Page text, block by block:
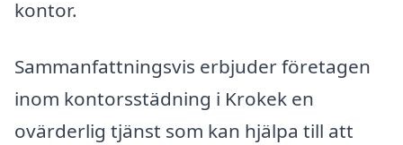
kontor.
Sammanfattningsvis erbjuder företagen
inom kontorsstädning i Krokek en
ovärderlig tjänst som kan hjälpa till att